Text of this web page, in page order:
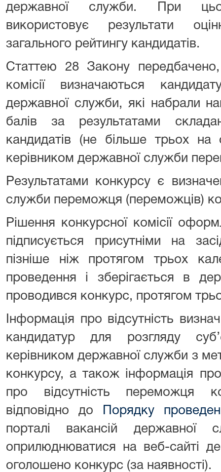
державної служби. При
використовує результати
загального рейтингу кандидатів.
Статтею 28 Закону
комісії визначаються
державної служби, які набрали
балів за результатами
кандидатів (не більше трьох
керівником державної служби
Результатами конкурсу є
служби переможця (переможців)
Рішення конкурсної комісії
підписується присутніми на
пізніше ніж протягом трьох
проведення і зберігається в
проводився конкурс, протягом
Інформація про відсутність
кандидатур для розгляду
керівником державної служби з
конкурсу, а також інформація
про відсутність переможця
відповідно до
Порядку
порталі вакансій
оприлюднюватися на веб-сайті
оголошено конкурс (за наявності).